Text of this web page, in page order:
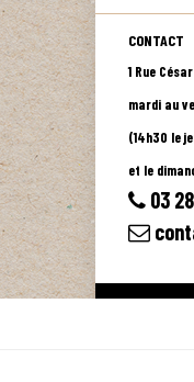
CONTACT
1 Rue
mardi au
(14h30 le
et le
03